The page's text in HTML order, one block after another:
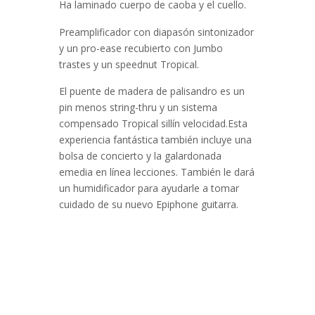
Ha laminado cuerpo de caoba y el cuello.
Preamplificador con diapasón sintonizador
y un pro-ease recubierto con Jumbo
trastes y un speednut Tropical.
El puente de madera de palisandro es un
pin menos string-thru y un sistema
compensado Tropical sillín velocidad.Esta
experiencia fantástica también incluye una
bolsa de concierto y la galardonada
emedia en línea lecciones. También le dará
un humidificador para ayudarle a tomar
cuidado de su nuevo Epiphone guitarra.